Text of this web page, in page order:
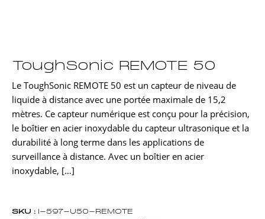
ToughSonic REMOTE 50
Le ToughSonic REMOTE 50 est un capteur de niveau de
liquide à distance avec une portée maximale de 15,2
mètres. Ce capteur numérique est conçu pour la précision,
le boîtier en acier inoxydable du capteur ultrasonique et la
durabilité à long terme dans les applications de
surveillance à distance. Avec un boîtier en acier
inoxydable, […]
SKU : I-597-U50-REMOTE